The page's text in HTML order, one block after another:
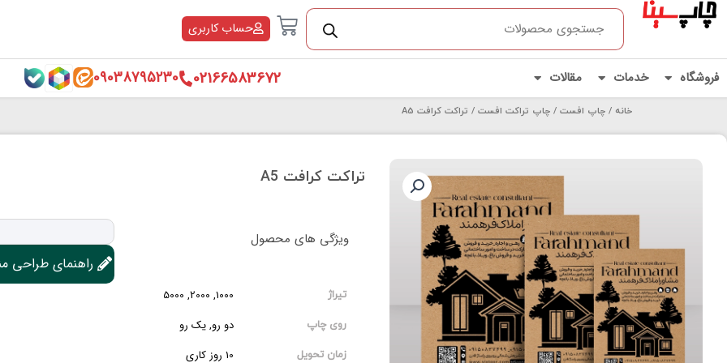
پرش
محتوا
Products
search
Cart حساب کاربری
فروشگاه خدمات مقالات 09038795230 02166583672
خانه / چاپ افست / چاپ تراکت افست / تراکت کرافت A5
تراکت کرافت A5
ویژگی های محصول
تیراژ 1000, 2000, 5000
روی چاپ دو رو, یک رو
زمان تحویل 10 روز کاری
راهنمای طراحی